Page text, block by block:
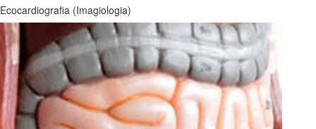
Ecocardiografia (Imagiologia)